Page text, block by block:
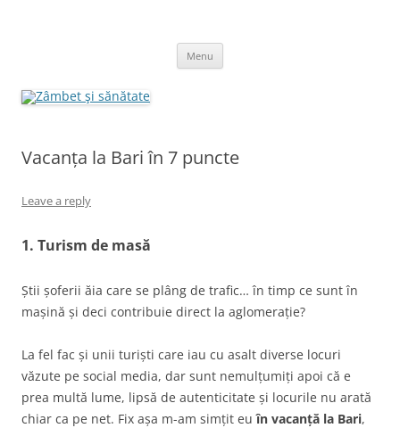
Menu
Vacanța la Bari în 7 puncte
Leave a reply
1. Turism de masă
Știi șoferii ăia care se plâng de trafic… în timp ce sunt în
mașină și deci contribuie direct la aglomerație?
La fel fac și unii turiști care iau cu asalt diverse locuri
văzute pe social media, dar sunt nemulțumiți apoi că e
prea multă lume, lipsă de autenticitate și locurile nu arată
chiar ca pe net. Fix așa m-am simțit euîn vacanță la Bari,